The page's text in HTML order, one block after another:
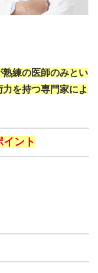
練の医師のみとい
を持つ専門家によ
ント